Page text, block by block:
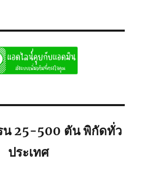
น 25-500 ตัน พิกัดทั่ว
ประเทศ